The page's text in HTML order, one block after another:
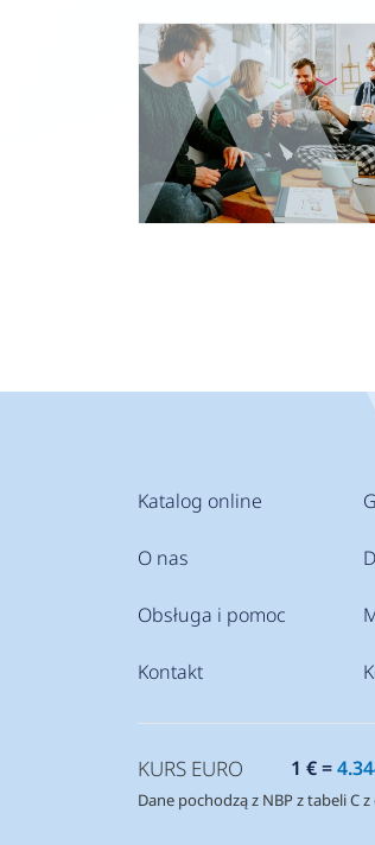
Katalog online
O nas
Obsługa i pomoc
Kontakt
KURS EURO 1 € =
Dane pochodzą z NBP z tabeli C